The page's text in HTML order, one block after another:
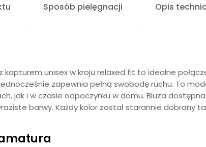
Sposób pielęgnacji Opis
unisex w kroju relaxed fit to idealne
zapewnia pełną swobodę ruchu. To
jak i w czasie odpoczynku w domu. Bluza
barwy. Każdy kolor został starannie dobrany